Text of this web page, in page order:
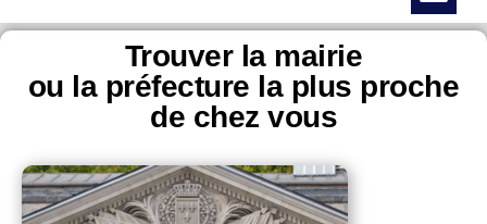
Trouver la mairie
ou la préfecture la plus proche
de chez vous